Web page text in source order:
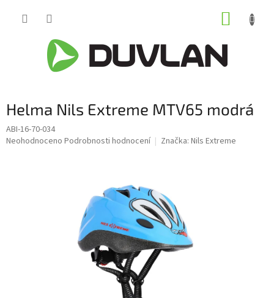
Helma Nils Extreme MTV65 modrá
ABI-16-70-034
Průměrné
Neohodnoceno Podrobnosti hodnocení Značka: Nils Extreme